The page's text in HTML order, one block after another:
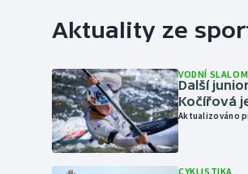
Aktuality ze
VODNÍ SLALOM
Další
Kočířová
Aktualizováno
CYKLISTIKA